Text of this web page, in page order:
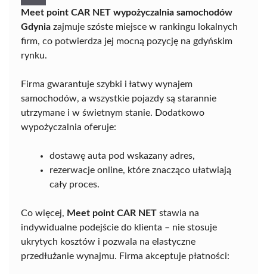
Meet point CAR NET wypożyczalnia samochodów
Gdynia zajmuje szóste miejsce w rankingu lokalnych
firm, co potwierdza jej mocną pozycję na gdyńskim
rynku.
Firma gwarantuje szybki i łatwy wynajem
samochodów, a wszystkie pojazdy są starannie
utrzymane i w świetnym stanie. Dodatkowo
wypożyczalnia oferuje:
dostawę auta pod wskazany adres,
rezerwacje online, które znacząco ułatwiają
cały proces.
Co więcej, Meet point CAR NET stawia na
indywidualne podejście do klienta – nie stosuje
ukrytych kosztów i pozwala na elastyczne
przedłużanie wynajmu. Firma akceptuje płatności: